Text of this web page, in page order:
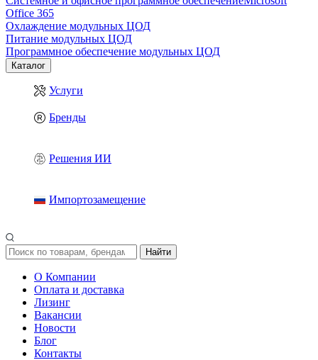
Office 365
Охлаждение модульных ЦОД
Питание модульных ЦОД
Программное обеспечение модульных ЦОД
Каталог
Услуги
Бренды
Решения ИИ
Импортозамещение
Найти
О Компании
Оплата и доставка
Лизинг
Вакансии
Новости
Блог
Контакты